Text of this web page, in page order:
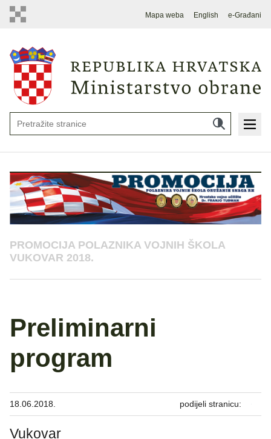
Mapa weba English e-Građani
PROMOCIJA POLAZNIKA VOJNIH ŠKOLA
VUKOVAR 2018.
Preliminarni
program
18.06.2018. podijeli stranicu:
Vukovar